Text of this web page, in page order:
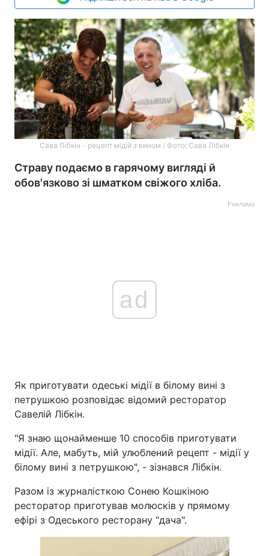
Сава Лібкін - рецепт мідій з вином / Фото: Сава Лібкін
Страву подаємо в гарячому вигляді й
обов'язково зі шматком свіжого хліба.
Реклама
ad
Як приготувати одеські мідії в білому вині з
петрушкою розповідає відомий ресторатор
Савелій Лібкін.
"Я знаю щонайменше 10 способів приготувати
мідії. Але, мабуть, мій улюблений рецепт - мідії у
білому вині з петрушкою", - зізнався Лібкін.
Разом із журналісткою Сонею Кошкіною
ресторатор приготував молюсків у прямому
ефірі з Одеського ресторану "дача".